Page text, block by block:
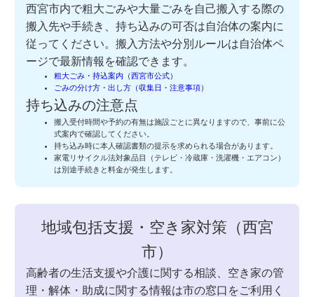
西宮市内で粗大ごみや大量ごみを自己搬入する際の
搬入先や手続き、持ち込みの可否は自治体の案内に
従ってください。搬入方法や分別ルールは自治体ペ
ージで最新情報を確認できます。
粗大ごみ・持込案内（西宮市公式）
ごみの分け方・出し方（収集日・注意事項）
持ち込みの注意点
搬入受付時間や予約の有無は施設ごとに異なりますので、事前に公
式案内で確認してください。
持ち込み時に本人確認書類の提示を求められる場合があります。
家電リサイクル法対象品目（テレビ・冷蔵庫・洗濯機・エアコン）
は別途手続きと料金が発生します。
地域包括支援・空き家対策（西宮
市）
高齢者の生活支援や介護に関する相談、空き家の管
理・解体・助成に関する情報は市の窓口をご利用く